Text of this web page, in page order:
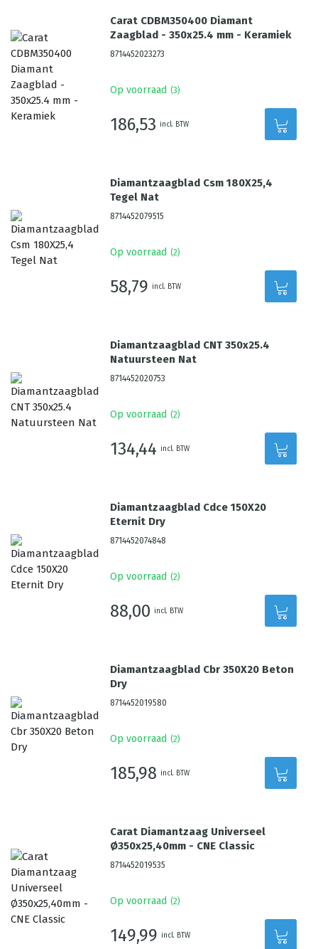
Carat CDBM350400 Diamant
Zaagblad - 350x25.4 mm - Keramiek
8714452023273
Op voorraad (3)
186,53 incl. BTW
Diamantzaagblad Csm 180X25,4
Tegel Nat
8714452079515
Op voorraad (2)
58,79 incl. BTW
Diamantzaagblad CNT 350x25.4
Natuursteen Nat
8714452020753
Op voorraad (2)
134,44 incl. BTW
Diamantzaagblad Cdce 150X20
Eternit Dry
8714452074848
Op voorraad (2)
88,00 incl. BTW
Diamantzaagblad Cbr 350X20 Beton
Dry
8714452019580
Op voorraad (2)
185,98 incl. BTW
Carat Diamantzaag Universeel
Ø350x25,40mm - CNE Classic
8714452019535
Op voorraad (2)
149,99 incl. BTW